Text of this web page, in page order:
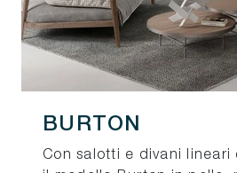
BURTON
Con salotti e divani lineari